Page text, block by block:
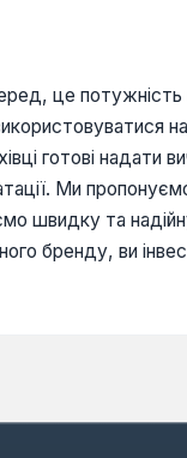
це
готові
Ми
швидку та
бренду, ви